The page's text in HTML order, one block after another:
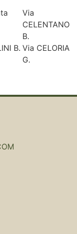
Via
CELENTANO
B.
B. Via CELORIA
G.